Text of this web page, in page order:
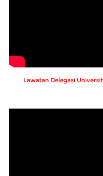
Lawatan Delegasi